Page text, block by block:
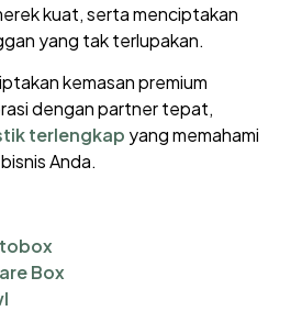
kuat, serta menciptakan
yang tak terlupakan.
kemasan premium
dengan partner tepat,
terlengkap yang memahami
Anda.
Box